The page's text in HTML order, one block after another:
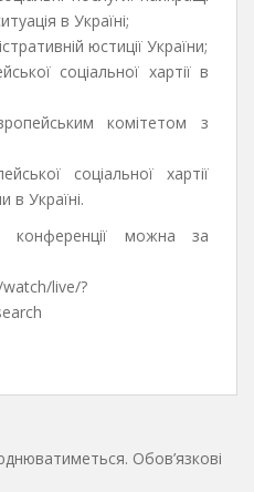
в Україні;
юстиції України;
соціальної хартії в
комітетом з
соціальної хартії
в Україні.
конференції можна за
live/?
Обов’язкові